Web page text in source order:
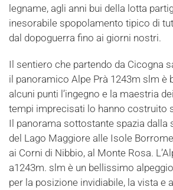
legname, agli anni bui della lotta
inesorabile spopolamento tipico di
dal dopoguerra fino ai giorni nostri.
Il sentiero che partendo da Cicogna
il panoramico Alpe Prà 1243m slm è
alcuni punti l’ingegno e la maestria
tempi imprecisati lo hanno costruito
Il panorama sottostante spazia dalla
del Lago Maggiore alle Isole
ai Corni di Nibbio, al Monte Rosa.
a1243m. slm è un bellissimo
per la posizione invidiabile, la vista e